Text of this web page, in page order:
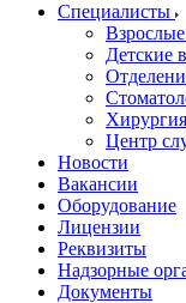
Специалисты
Детские
Хирургия
Центр
Новости
Вакансии
Оборудование
Лицензии
Реквизиты
Надзорные
Документы